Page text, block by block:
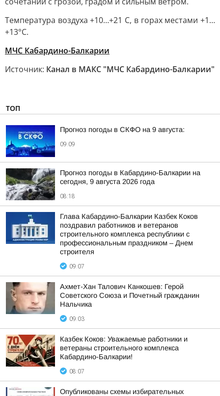
Температура воздуха +10…+21 С, в горах местами +1…
+13°С.
МЧС Кабардино-Балкарии
Источник: Канал в МАКС "МЧС Кабардино-Балкарии"
ТОП
Прогноз погоды в СКФО на 9 августа:
09:09
Прогноз погоды в Кабардино-Балкарии на
сегодня, 9 августа 2026 года
08:18
Глава Кабардино-Балкарии Казбек Коков
поздравил работников и ветеранов
строительного комплекса республики с
профессиональным праздником – Днем
строителя
09:07
Ахмет-Хан Талович Канкошев: Герой
Советского Союза и Почетный гражданин
Нальчика
09:03
Казбек Коков: Уважаемые работники и
ветераны строительного комплекса
Кабардино-Балкарии!
08:07
Опубликованы схемы избирательных